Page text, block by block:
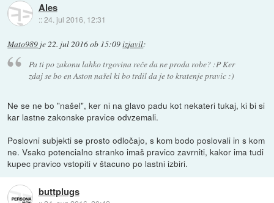
Ales
::24. jul 2016, 12:31
Mato989 je22. jul 2016 ob 15:09izjavil:
Pa ti po zakonu lahko trgovina reče da ne proda robe? :P Ker
zdaj se bo en Aston našel ki bo trdil da je to kratenje pravic :)
Ne se ne bo "našel", ker ni na glavo padu kot nekateri tukaj, ki bi si
kar lastne zakonske pravice odvzemali.
Poslovni subjekti se prosto odločajo, s kom bodo poslovali in s kom
ne. Vsako potencialno stranko imaš pravico zavrniti, kakor ima tudi
kupec pravico vstopiti v štacuno po lastni izbiri.
buttplugs